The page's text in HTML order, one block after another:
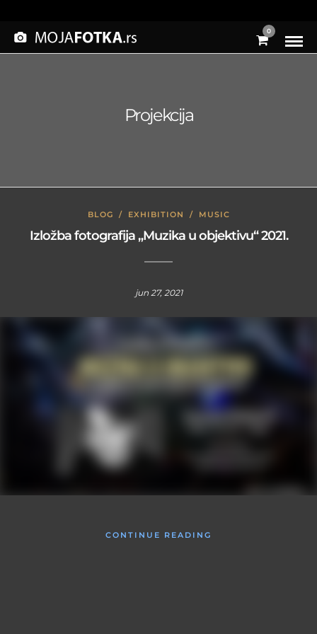
0
Projekcija
BLOG / EXHIBITION / MUSIC
Izložba fotografija „Muzika u objektivu“ 2021.
jun 27, 2021
CONTINUE READING